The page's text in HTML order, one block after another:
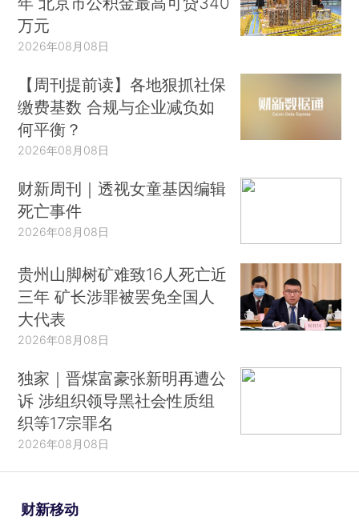
万元
2026年08月08日
【周刊提前读】各地狠抓社保
缴费基数 合规与企业减负如
何平衡？
2026年08月08日
财新周刊｜透视女童基因编辑
死亡事件
2026年08月08日
贵州山脚树矿难致16人死亡近
三年 矿长涉罪被罢免全国人
大代表
2026年08月08日
独家｜晋煤富豪张新明再遭公
诉 涉组织领导黑社会性质组
织等17宗罪名
2026年08月08日
财新移动